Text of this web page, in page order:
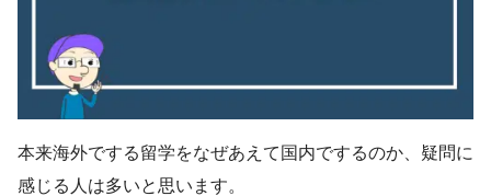
本来海外でする留学をなぜあえて国内でするのか、疑問に
感じる人は多いと思います。